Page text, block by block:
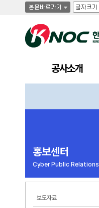
공사소개
홍보센터
Cyber Public Relations
보도자료